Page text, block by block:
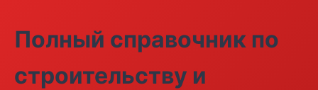
Полный справочник по
строительству и